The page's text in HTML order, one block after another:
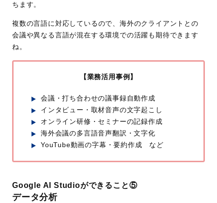
ちます。
複数の言語に対応しているので、海外のクライアントとの
会議や異なる言語が混在する環境での活躍も期待できます
ね。
【業務活用事例】
会議・打ち合わせの議事録自動作成
インタビュー・取材音声の文字起こし
オンライン研修・セミナーの記録作成
海外会議の多言語音声翻訳・文字化
YouTube動画の字幕・要約作成 など
Google AI Studioができること⑤
データ分析